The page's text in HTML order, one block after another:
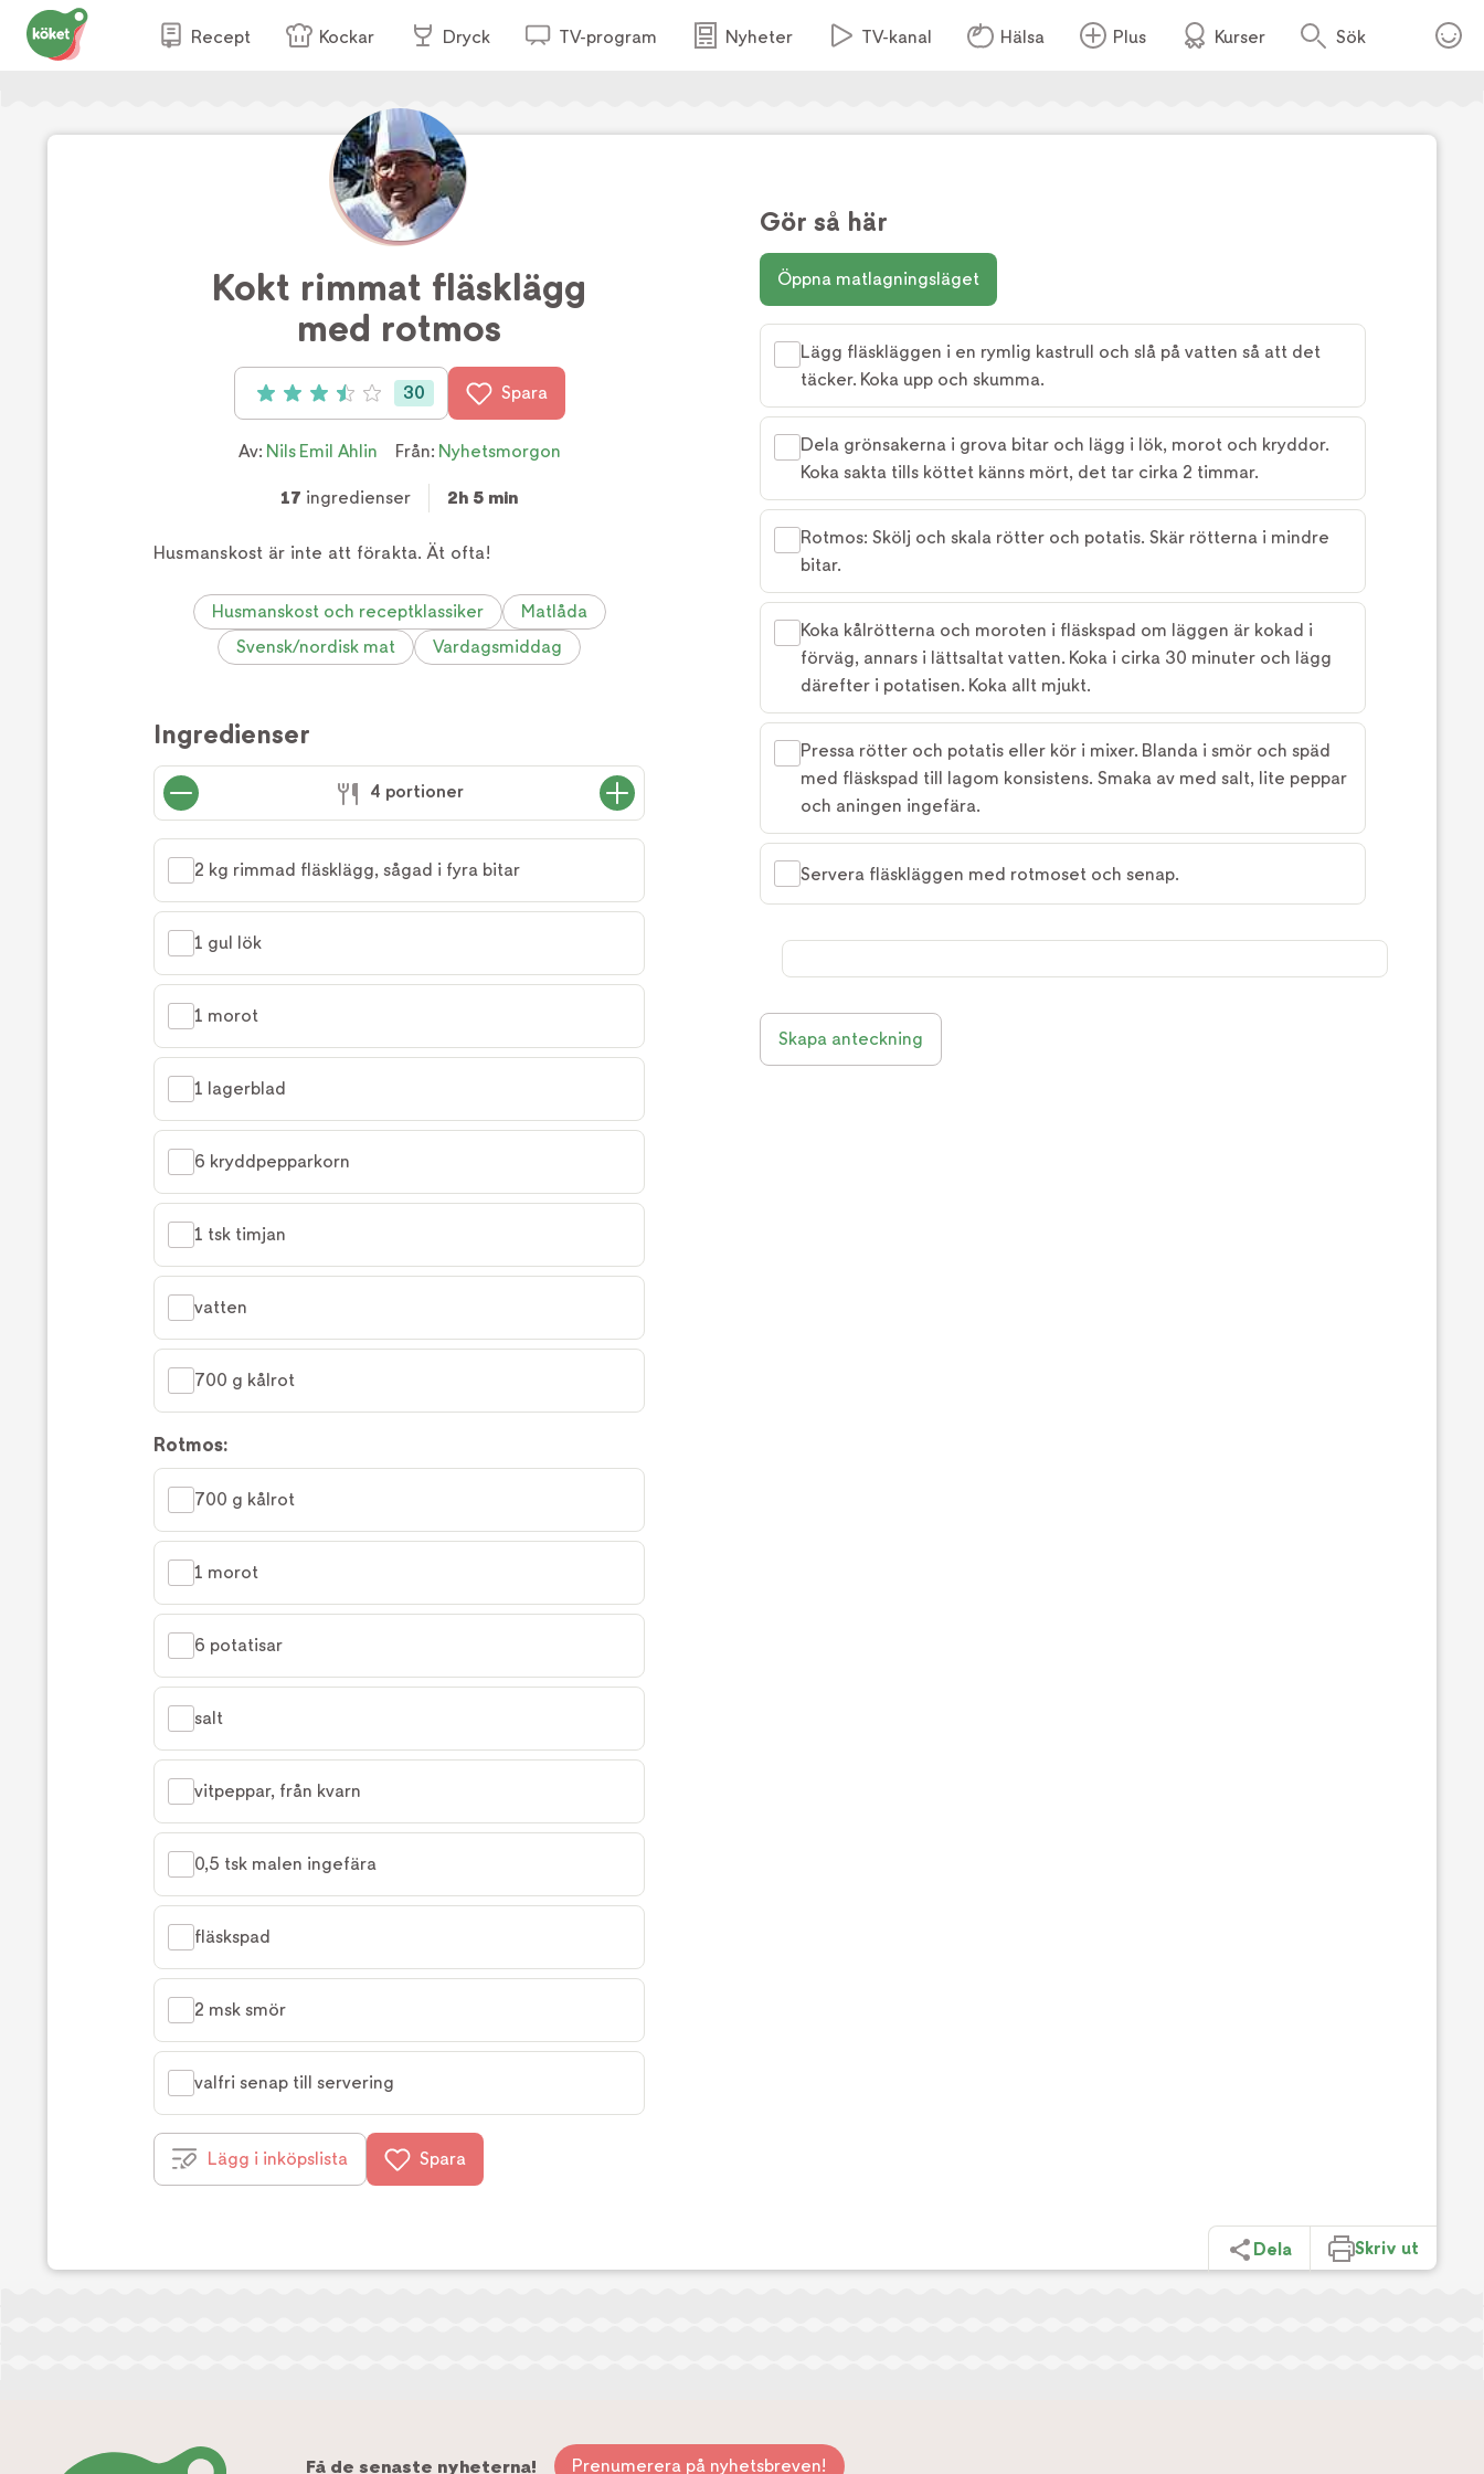
Recept Kockar Dryck TV-program Nyheter TV-kanal Hälsa Plus Kurser Sök
Foto:Fredrik Sandin Carlson
Kokt rimmat fläsklägg
med rotmos
Betyg: 3.5 av 5 (30 röster)
30 Spara
Av: Nils Emil Ahlin Från: Nyhetsmorgon
17 ingredienser 2h 5 min
Husmanskost är inte att förakta. Ät ofta!
Husmanskost och receptklassiker
Matlåda
Svensk/nordisk mat
Vardagsmiddag
Ingredienser
4 portioner
2 kg rimmad fläsklägg, sågad i fyra bitar
1 gul lök
1 morot
1 lagerblad
6 kryddpepparkorn
1 tsk timjan
vatten
700 g kålrot
Rotmos:
700 g kålrot
1 morot
6 potatisar
salt
vitpeppar, från kvarn
0,5 tsk malen ingefära
fläskspad
2 msk smör
valfri senap till servering
Lägg i inköpslista Spara
Gör så här
Öppna matlagningsläget
Lägg fläskläggen i en rymlig kastrull och slå på vatten så att det
täcker. Koka upp och skumma.
Dela grönsakerna i grova bitar och lägg i lök, morot och kryddor.
Koka sakta tills köttet känns mört, det tar cirka 2 timmar.
Rotmos: Skölj och skala rötter och potatis. Skär rötterna i mindre
bitar.
Koka kålrötterna och moroten i fläskspad om läggen är kokad i
förväg, annars i lättsaltat vatten. Koka i cirka 30 minuter och lägg
därefter i potatisen. Koka allt mjukt.
Pressa rötter och potatis eller kör i mixer. Blanda i smör och späd
med fläskspad till lagom konsistens. Smaka av med salt, lite peppar
och aningen ingefära.
Servera fläskläggen med rotmoset och senap.
Skapa anteckning
Dela Skriv ut
Få de senaste nyheterna! Prenumerera på nyhetsbreven!